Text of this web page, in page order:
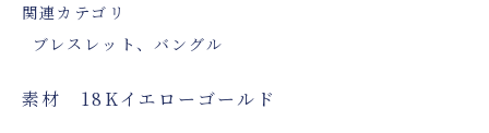
関連カテゴリ
ブレスレット、バングル
素材 18Kイエローゴールド